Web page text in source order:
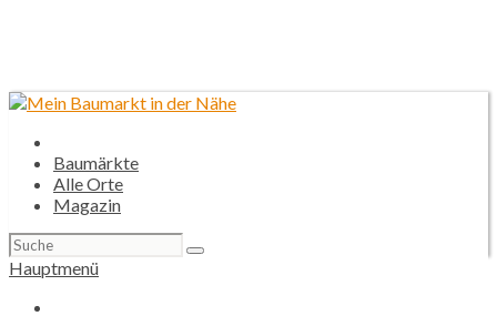
Baumärkte
Alle Orte
Magazin
Suchen
nach:
Hauptmenü